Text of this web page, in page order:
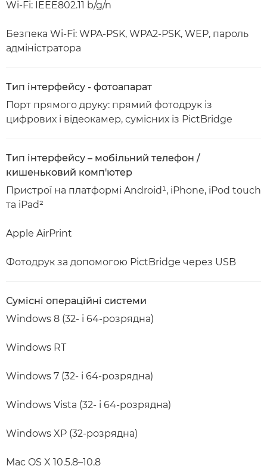
Wi-Fi: IEEE802.11 b/g/n
Безпека Wi-Fi: WPA-PSK, WPA2-PSK, WEP, пароль
адміністратора
Тип інтерфейсу - фотоапарат
Порт прямого друку: прямий фотодрук із
цифрових і відеокамер, сумісних із PictBridge
Тип інтерфейсу – мобільний телефон /
кишеньковий комп'ютер
Пристрої на платформі Android¹, iPhone, iPod touch
та iPad²
Apple AirPrint
Фотодрук за допомогою PictBridge через USB
Сумісні операційні системи
Windows 8 (32- і 64-розрядна)
Windows RT
Windows 7 (32- і 64-розрядна)
Windows Vista (32- і 64-розрядна)
Windows XP (32-розрядна)
Mac OS X 10.5.8–10.8